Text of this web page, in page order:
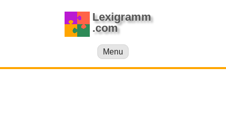
Lexigramm
.com
Menu